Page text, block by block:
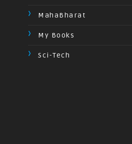
MahaBharat
My Books
Sci-Tech